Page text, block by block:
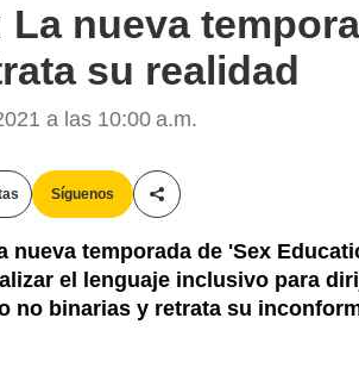
nueva
su realidad
a las 10:00 a.m.
Síguenos
Compartir esta noticia
nueva temporada de 'Sex
el lenguaje inclusivo para
no binarias y retrata su